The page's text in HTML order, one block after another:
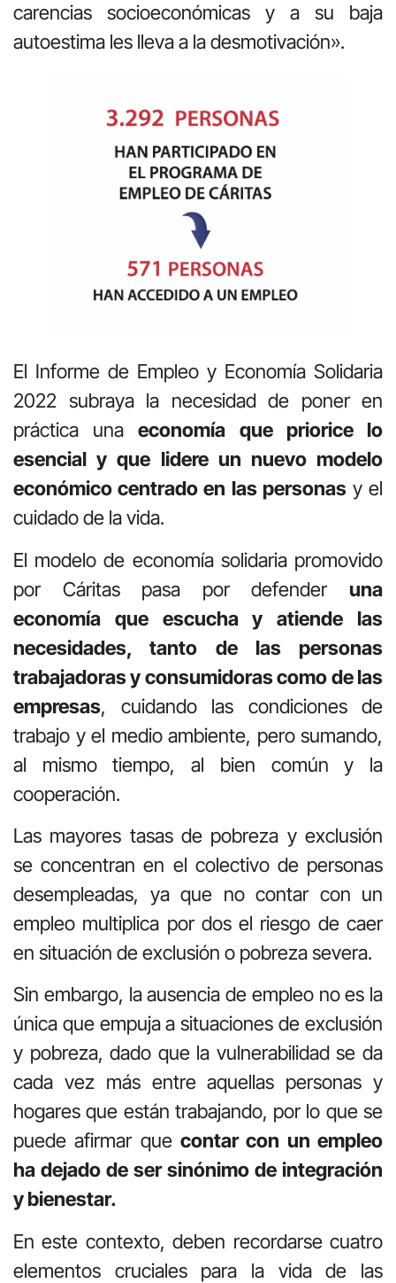
carencias socioeconómicas y a su baja
autoestima les lleva a la desmotivación».
El Informe de Empleo y Economía Solidaria
2022 subraya la necesidad de poner en
práctica unaeconomía que priorice lo
esencial y que lidere un nuevo modelo
económico centrado en las personasy el
cuidado de la vida.
El modelo de economía solidaria promovido
por Cáritas pasa por defender una
economía que escucha y atiende las
necesidades, tanto de las personas
trabajadoras y consumidoras como de las
empresas, cuidando las condiciones de
trabajo y el medio ambiente, pero sumando,
al mismo tiempo, al bien común y la
cooperación.
Las mayores tasas de pobreza y exclusión
se concentran en el colectivo de personas
desempleadas, ya que no contar con un
empleo multiplica por dos el riesgo de caer
en situación de exclusión o pobreza severa.
Sin embargo, la ausencia de empleo no es la
única que empuja a situaciones de exclusión
y pobreza, dado que la vulnerabilidad se da
cada vez más entre aquellas personas y
hogares que están trabajando, por lo que se
puede afirmar que contar con un empleo
ha dejado de ser sinónimo de integración
y bienestar.
En este contexto, deben recordarse cuatro
elementos cruciales para la vida de las